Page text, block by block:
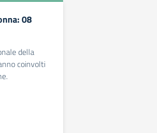
08
della
coinvolti